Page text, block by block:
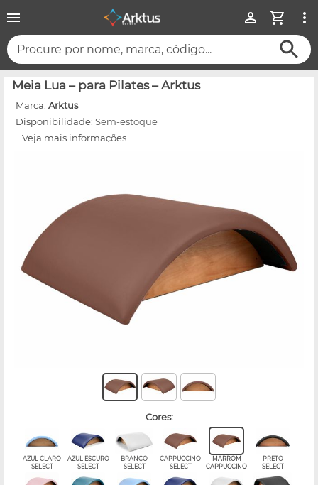
Procure por nome, marca, código...
Meia Lua – para Pilates – Arktus
Marca: Arktus
Disponibilidade: Sem-estoque
...Veja mais informações
cores:
AZUL CLARO
SELECT
AZUL ESCURO
SELECT
BRANCO
SELECT
CAPPUCCINO
SELECT
MARROM
CAPPUCCINO
PRETO
SELECT